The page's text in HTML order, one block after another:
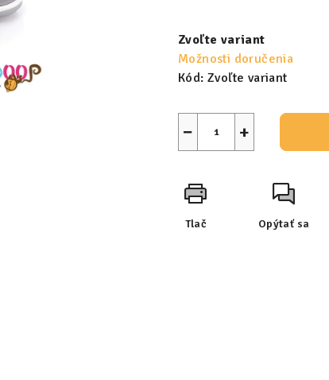
cena:
Zvoľte variant
Možnosti doručenia
Kód: Zvoľte variant
+
−
Tlač Opýtať sa